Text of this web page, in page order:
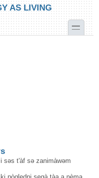
AS LIVING
toggle
səs t'àf sə zanimàwəm